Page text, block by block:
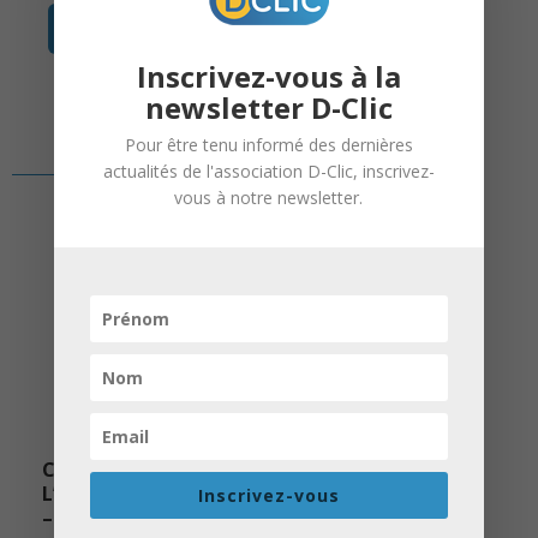
CONSTRUISONS ENSEMBLE
L’AVENIR DE NOTRE JEUNESSE
– CAMPAGNE DE DONS
Inscrivez-vous à la
newsletter D-Clic
Pour être tenu informé des dernières
actualités de l'association D-Clic, inscrivez-
vous à notre newsletter.
Inscrivez-vous